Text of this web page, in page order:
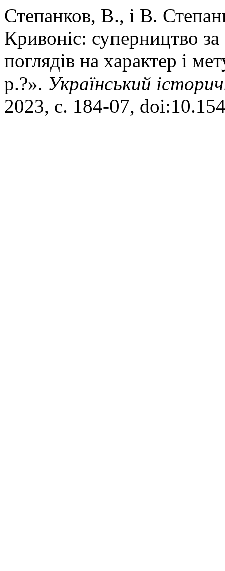
Степанков, В., і В.
Кривоніс: суперництво
поглядів на характер і
р.?». Український
2023, с. 184-07,